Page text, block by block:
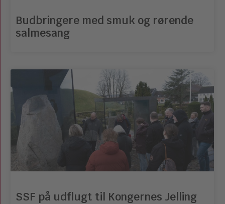
Budbringere med smuk og rørende
salmesang
SSF på udflugt til Kongernes Jelling